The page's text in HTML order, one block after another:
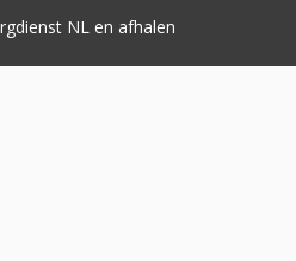
NL en afhalen